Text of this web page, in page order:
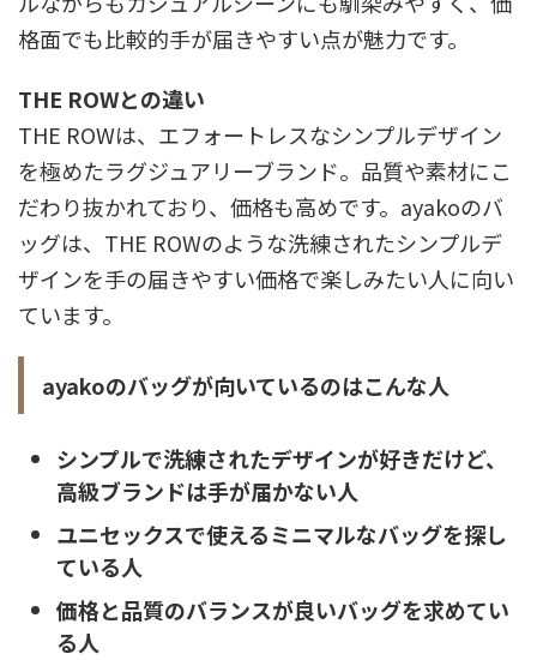
格面でも比較的手が届きやすい点が魅力です。
THE ROWとの違い
THE ROWは、エフォートレスなシンプルデザイン
を極めたラグジュアリーブランド。品質や素材にこ
だわり抜かれており、価格も高めです。ayakoのバ
ッグは、THE ROWのような洗練されたシンプルデ
ザインを手の届きやすい価格で楽しみたい人に向い
ています。
ayakoのバッグが向いているのはこんな人
シンプルで洗練されたデザインが好きだけど、
高級ブランドは手が届かない人
ユニセックスで使えるミニマルなバッグを探し
ている人
価格と品質のバランスが良いバッグを求めてい
る人